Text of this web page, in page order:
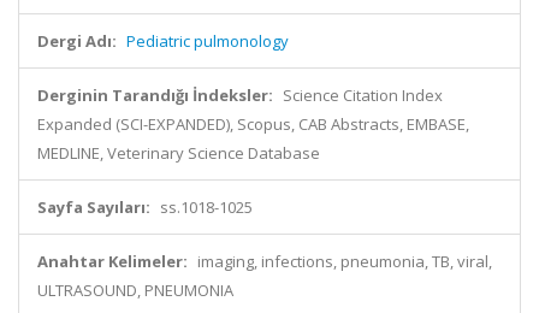
Dergi Adı: Pediatric pulmonology
Derginin Tarandığı İndeksler: Science Citation Index
Expanded (SCI-EXPANDED), Scopus, CAB Abstracts, EMBASE,
MEDLINE, Veterinary Science Database
Sayfa Sayıları: ss.1018-1025
Anahtar Kelimeler: imaging, infections, pneumonia, TB, viral,
ULTRASOUND, PNEUMONIA